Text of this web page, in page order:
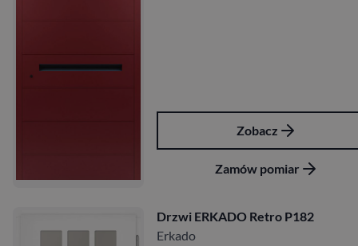
Zobacz
Zamów pomiar
Drzwi ERKADO Retro P182
Erkado